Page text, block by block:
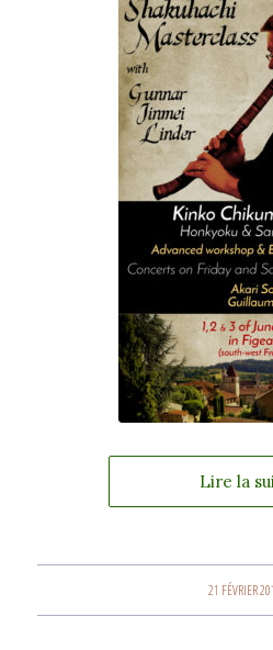
Lire la
21 FÉVRIER